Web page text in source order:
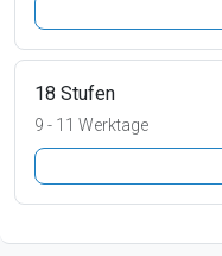
18 Stufen
9 - 11 Werktage